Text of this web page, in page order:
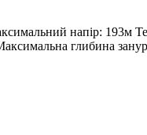
напір: 193м
Максимальна глибина